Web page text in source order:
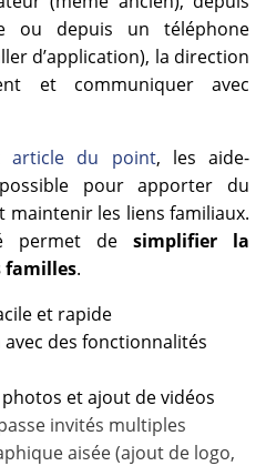
ou depuis un téléphone
d’application), la direction
et communiquer avec
article du point, les aide-
pour apporter du
les liens familiaux.
permet de simplifier la
familles.
et rapide
des fonctionnalités
et ajout de vidéos
invités multiples
aisée (ajout de logo,